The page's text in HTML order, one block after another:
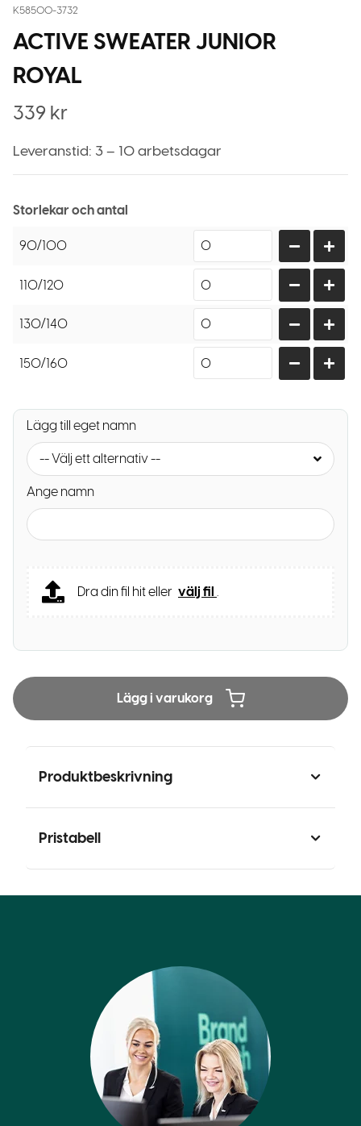
K58500-3732
ACTIVE SWEATER JUNIOR
ROYAL
339 kr
Leveranstid: 3 – 10 arbetsdagar
Storlekar och antal
90/100
110/120
130/140
150/160
Lägg till eget namn
-- Välj ett alternativ --
Ange namn
Dra din fil hit eller välj fil .
Lägg i varukorg
Produktbeskrivning
Pristabell